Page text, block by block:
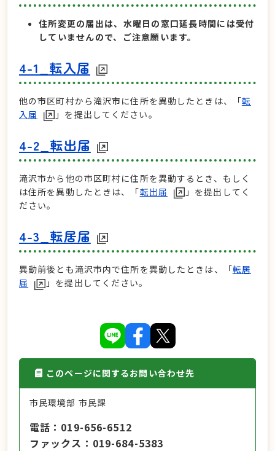
住所変更の届出は、水曜日の窓口延長時間には受付
していませんので、ご注意願います。
4-1_転入届
他の市区町村から滝沢市に住所を異動したときは、「転
入届
」を提出してください。
4-2_転出届
滝沢市から他の市区町村に住所を異動するとき、もしく
は住所を異動したときは、「転出届
」を提出してく
ださい。
4-3_転居届
異動前後とも滝沢市内で住所を異動したときは、「転居
届
」を提出してください。
このページに関するお問い合わせ先
市民環境部 市民課
電話
019-656-6512
ファックス
019-684-5383